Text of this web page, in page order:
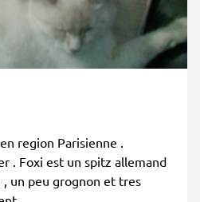
region Parisienne .
. Foxi est un spitz allemand
, un peu grognon et tres